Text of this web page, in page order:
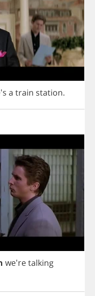
a train station.
we'retalking